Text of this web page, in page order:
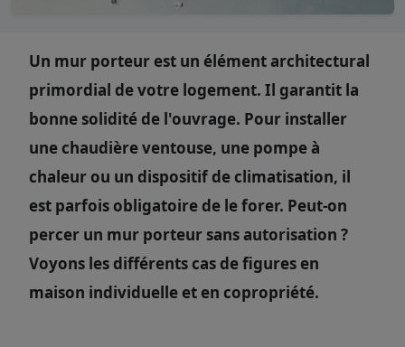
Un mur porteur est un élément architectural
primordial de votre logement. Il garantit la
bonne solidité de l'ouvrage. Pour installer
une chaudière ventouse, une pompe à
chaleur ou un dispositif de climatisation, il
est parfois obligatoire de le forer. Peut-on
percer un mur porteur sans autorisation ?
Voyons les différents cas de figures en
maison individuelle et en copropriété.